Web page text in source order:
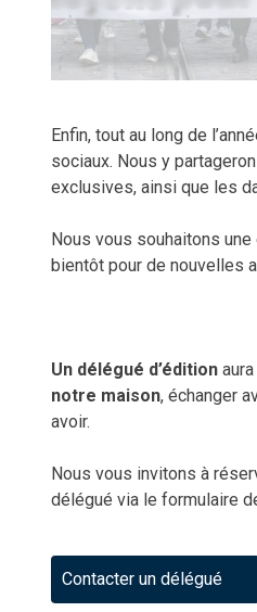
Enfin, tout au long de
sociaux. Nous y
exclusives, ainsi que les
Nous vous souhaitons
bientôt pour de nouvelles
Un délégué d’édition
notre maison, échanger
avoir.
Nous vous invitons à
délégué via le formulaire
Contacter un délégué